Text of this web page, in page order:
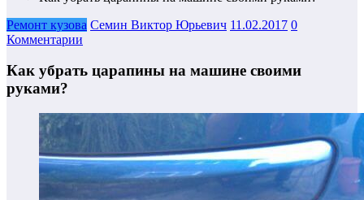
Ремонт кузова Семин Виктор Юрьевич 11.02.2017 0
Комментарии
Как убрать царапины на машине своими
руками?